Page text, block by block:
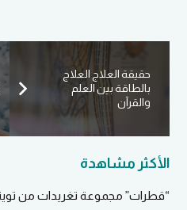
حقيقة العلاج العلاج
بالطاقة بين العلم
والقرآن
الأكثر مشاهدة
“قطرات” مجموعة تغريدات من